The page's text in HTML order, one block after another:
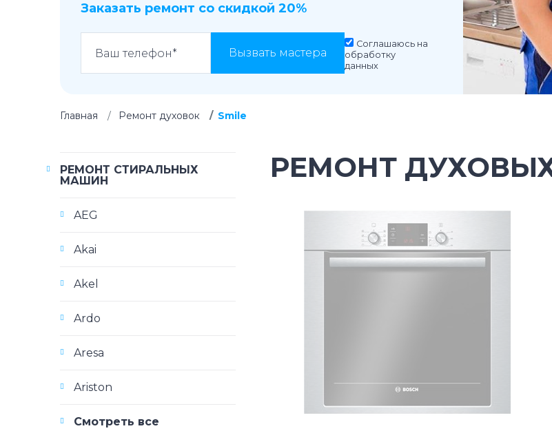
Заказать ремонт со скидкой 20%
Вызвать мастера
Соглашаюсь на
обработку
данных
Главная Ремонт духовок Smile
РЕМОНТ
РЕМОНТ СТИРАЛЬНЫХ
МАШИН
AEG
Akai
Akel
Ardo
Aresa
Ariston
Смотреть все